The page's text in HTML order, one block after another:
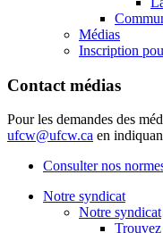
Médias
Inscription
Contact médias
Pour les demandes des
ufcw@ufcw.ca en
Consulter nos
Notre syndicat
Notre syndicat